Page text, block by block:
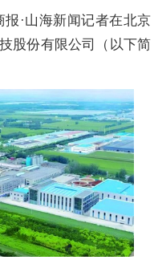
报·山海新闻记者在北京
股份有限公司（以下简